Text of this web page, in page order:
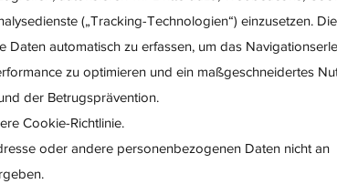
(„Tracking-Technologien“) einzusetzen.
automatisch zu erfassen, um das
zu optimieren und ein maßgeschneidertes
der Betrugsprävention.
Cookie-Richtlinie.
oder andere personenbezogenen Daten nicht an